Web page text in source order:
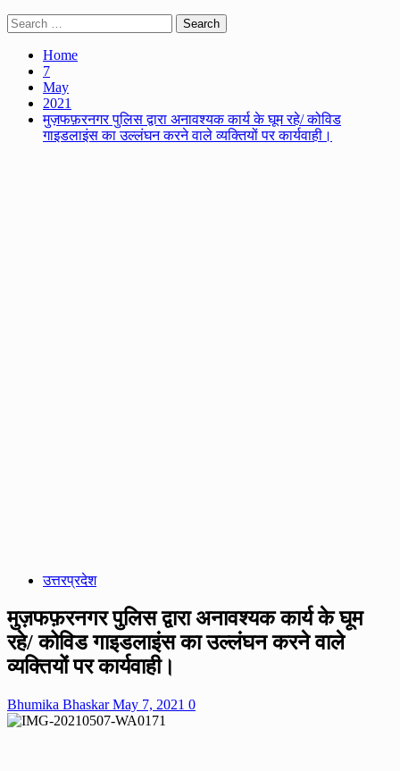
Search
for:
Home
7
May
2021
मुज़फफ़रनगर पुलिस द्वारा अनावश्यक कार्य के घूम रहे/ कोविड
गाइडलाइंस का उल्लंघन करने वाले व्यक्तियों पर कार्यवाही।
उत्तरप्रदेश
मुज़फफ़रनगर पुलिस द्वारा अनावश्यक कार्य के घूम
रहे/ कोविड गाइडलाइंस का उल्लंघन करने वाले
व्यक्तियों पर कार्यवाही।
Bhumika BhaskarMay 7, 2021 0